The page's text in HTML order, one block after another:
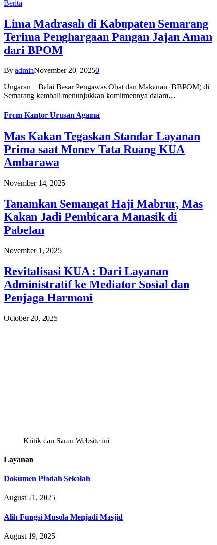
Berita
Lima Madrasah di Kabupaten Semarang
Terima Penghargaan Pangan Jajan Aman
dari BPOM
By adminNovember 20, 20250
Ungaran – Balai Besar Pengawas Obat dan Makanan (BBPOM) di
Semarang kembali menunjukkan komitmennya dalam…
From Kantor Urusan Agama
Mas Kakan Tegaskan Standar Layanan
Prima saat Monev Tata Ruang KUA
Ambarawa
November 14, 2025
Tanamkan Semangat Haji Mabrur, Mas
Kakan Jadi Pembicara Manasik di
Pabelan
November 1, 2025
Revitalisasi KUA : Dari Layanan
Administratif ke Mediator Sosial dan
Penjaga Harmoni
October 20, 2025
Kritik dan Saran Website ini
Layanan
Dokumen Pindah Sekolah
August 21, 2025
Alih Fungsi Musola Menjadi Masjid
August 19, 2025